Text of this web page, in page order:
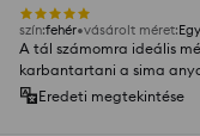
szín:fehér vásárolt méret:
A tál számomra ideális
karbantartani a sima
Eredeti megtekintése